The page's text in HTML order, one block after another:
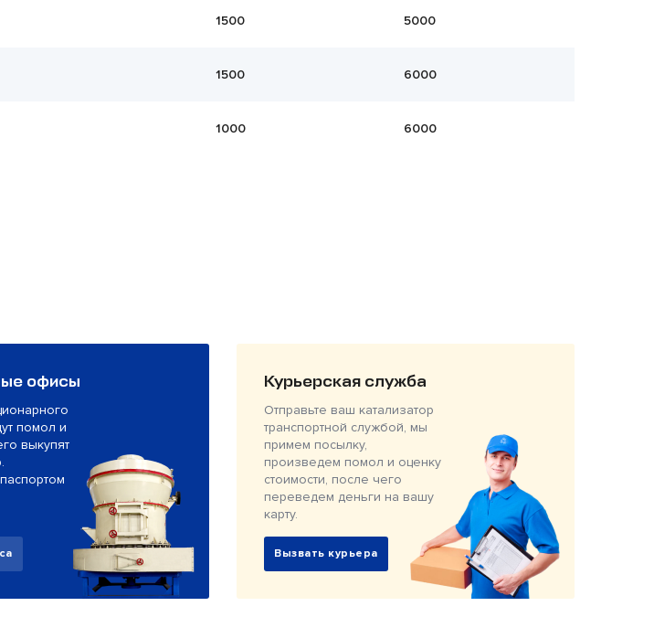
1500 5000
1500 6000
1000 6000
офисы
помол и
выкупят
Курьерская служба
Отправьте ваш катализатор
транспортной службой, мы
примем посылку,
произведем помол и оценку
стоимости, после чего
переведем деньги на вашу
карту.
Вызвать курьера